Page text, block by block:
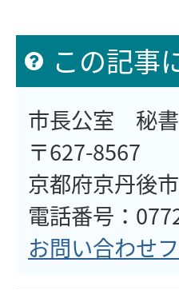
この記事
市長公室 秘
〒627-8567
京都府京丹後
電話番号：
お問い合わせ